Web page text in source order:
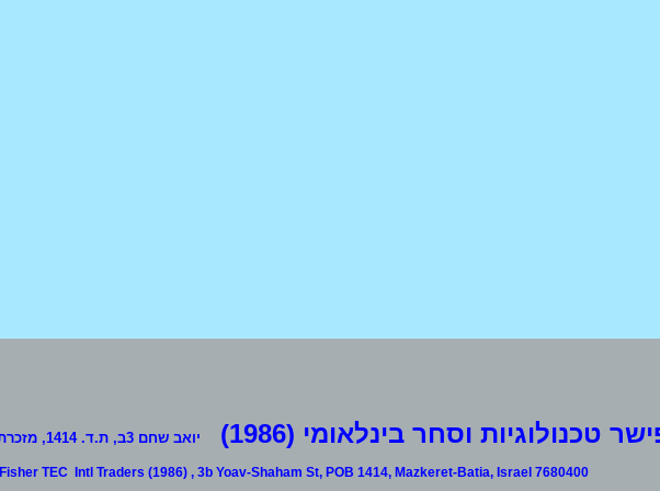
טכנולוגיות וסחר בינלאומי (1986) יואב שחם 3ב, ת.ד. 1414, מזכרת בתיה 76804
Fisher TEC Intl Traders (1986) , 3b Yoav-Shaham St, POB 1414, Mazkeret-Batia, Israel 7680400